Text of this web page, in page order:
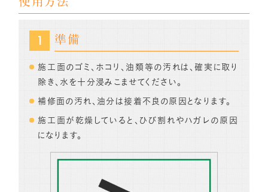
準備
施工面のゴミ、ホコリ、油類等の汚れは、確実に取り
除き、水を十分浸みこませてください。
補修面の汚れ、油分は接着不良の原因となります。
施工面が乾燥していると、ひび割れやハガレの原因
になります。